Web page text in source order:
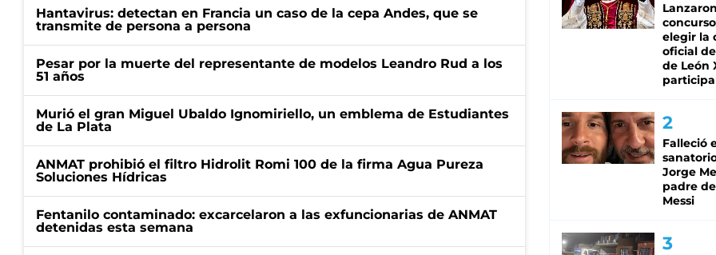
Hantavirus: detectan en Francia un caso de la cepa Andes, que se
transmite de persona a persona
Pesar por la muerte del representante de modelos Leandro Rud a los
51 años
Murió el gran Miguel Ubaldo Ignomiriello, un emblema de Estudiantes
de La Plata
ANMAT prohibió el filtro Hidrolit Romi 100 de la firma Agua Pureza
Soluciones Hídricas
Fentanilo contaminado: excarcelaron a las exfuncionarias de ANMAT
detenidas esta semana
elegir la
oficial
de León
Falleció
Jorge
padre
Messi